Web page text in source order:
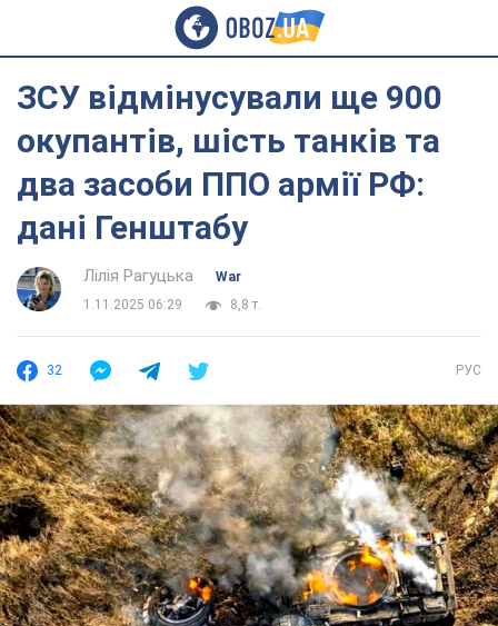
ЗСУ відмінусували ще 900
окупантів, шість танків та
два засоби ППО армії РФ:
дані Генштабу
Лілія Рагуцька
War
1.11.2025 06:29
8,8 т.
32 РУС